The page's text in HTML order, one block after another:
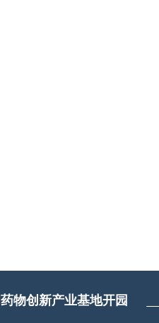
物创新产业基地开园